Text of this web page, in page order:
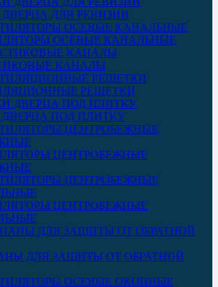
ДЛЯ РЕВИЗИИ
ОСЕВЫЕ КАНАЛЬНЫЕ
КАНАЛЫ
РЕШЕТКИ
ПОД ПЛИТКУ
ЦЕНТРОБЕЖНЫЕ
ЦЕНТРОБЕЖНЫЕ
ДЛЯ ЗАЩИТЫ ОТ ОБРАТНОЙ